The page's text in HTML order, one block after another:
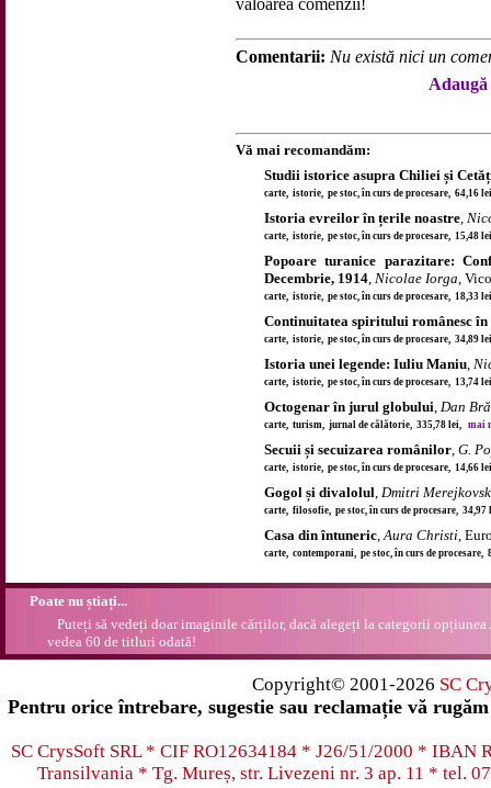
valoarea comenzii!
Comentarii: Nu există nici un
Vă mai recomandăm:
Studii istorice asupra Chiliei și
carte, istorie, pe stoc, în curs de procesare, 64,16
Istoria evreilor în țerile noastre,
carte, istorie, pe stoc, în curs de procesare, 15,48
Popoare turanice parazitare:
Decembrie, 1914, Nicolae Iorga,
carte, istorie, pe stoc, în curs de procesare, 18,33
Continuitatea spiritului românesc
carte, istorie, pe stoc, în curs de procesare, 34,89
Istoria unei legende: Iuliu Maniu,
carte, istorie, pe stoc, în curs de procesare, 13,74
Octogenar în jurul globului, Dan
carte, turism, jurnal de călătorie, 335,78 lei, mai
Secuii și secuizarea românilor, G.
carte, istorie, pe stoc, în curs de procesare, 14,66
Gogol și divalolul, Dmitri
carte, filosofie, pe stoc, în curs de procesare,
Casa din întuneric,Aura Christi,
carte, contemporani, pe stoc, în curs de
Poate nu știați...
Puteți să vedeți doar imaginile cărților, dacă alegeți la categorii opțiunea
vedea 60 de titluri odată!
Copyright© 2001-2026 SC
Pentru orice întrebare, sugestie sau reclamație vă
SC CrysSoft SRL * CIF RO12634184 * J26/51/2000 * IBAN
Transilvania * Tg. Mureș, str. Livezeni nr. 3 ap. 11 * tel.